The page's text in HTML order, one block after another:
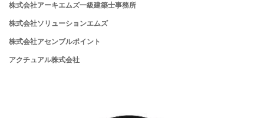
株式会社アーキエムズ一級建築士事務所
株式会社ソリューションエムズ
株式会社アセンブルポイント
アクチュアル株式会社